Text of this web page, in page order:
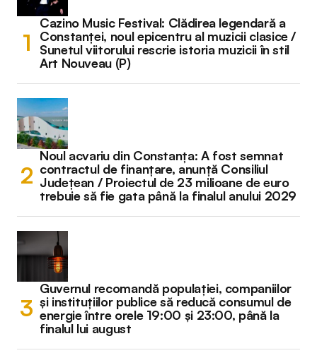
Cazino Music Festival: Clădirea legendară a
Constanței, noul epicentru al muzicii clasice /
Sunetul viitorului rescrie istoria muzicii în stil
Art Nouveau (P)
Noul acvariu din Constanța: A fost semnat
contractul de finanțare, anunță Consiliul
Județean / Proiectul de 23 milioane de euro
trebuie să fie gata până la finalul anului 2029
Guvernul recomandă populației, companiilor
și instituțiilor publice să reducă consumul de
energie între orele 19:00 și 23:00, până la
finalul lui august